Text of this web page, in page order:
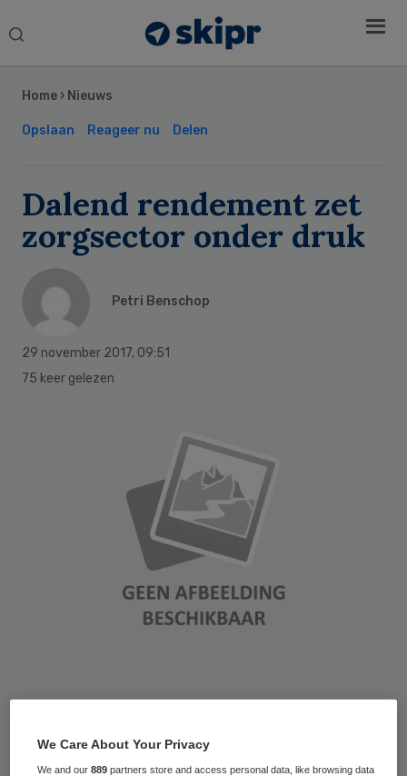
Search
Home › Nieuws
Opslaan Reageer nu Delen
Dalend rendement zet
zorgsector onder druk
Petri Benschop
29 november 2017, 09:51
75 keer gelezen
steeds meer moeite om een ‘gezond’
rendement te behalen. Alle zorgsectoren
Sidebar
We Care About Your Privacy
We and our889 partners store and access personal data, like browsing data